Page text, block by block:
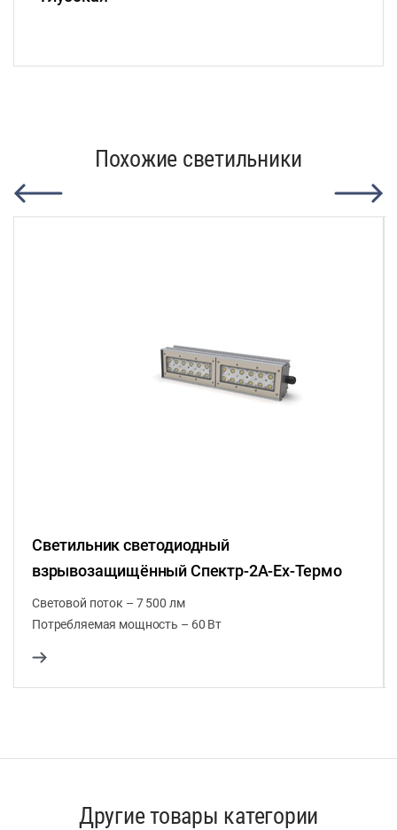
Похожие светильники
Светильник светодиодный
взрывозащищённый Спектр-2А-Ex-Термо
Световой поток – 7 500 лм
Потребляемая мощность – 60 Вт
Другие товары категории